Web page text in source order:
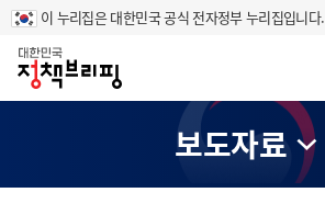
이 누리집은 대한민국 공식 전자정부 누리집입니다.
홈
보도자료